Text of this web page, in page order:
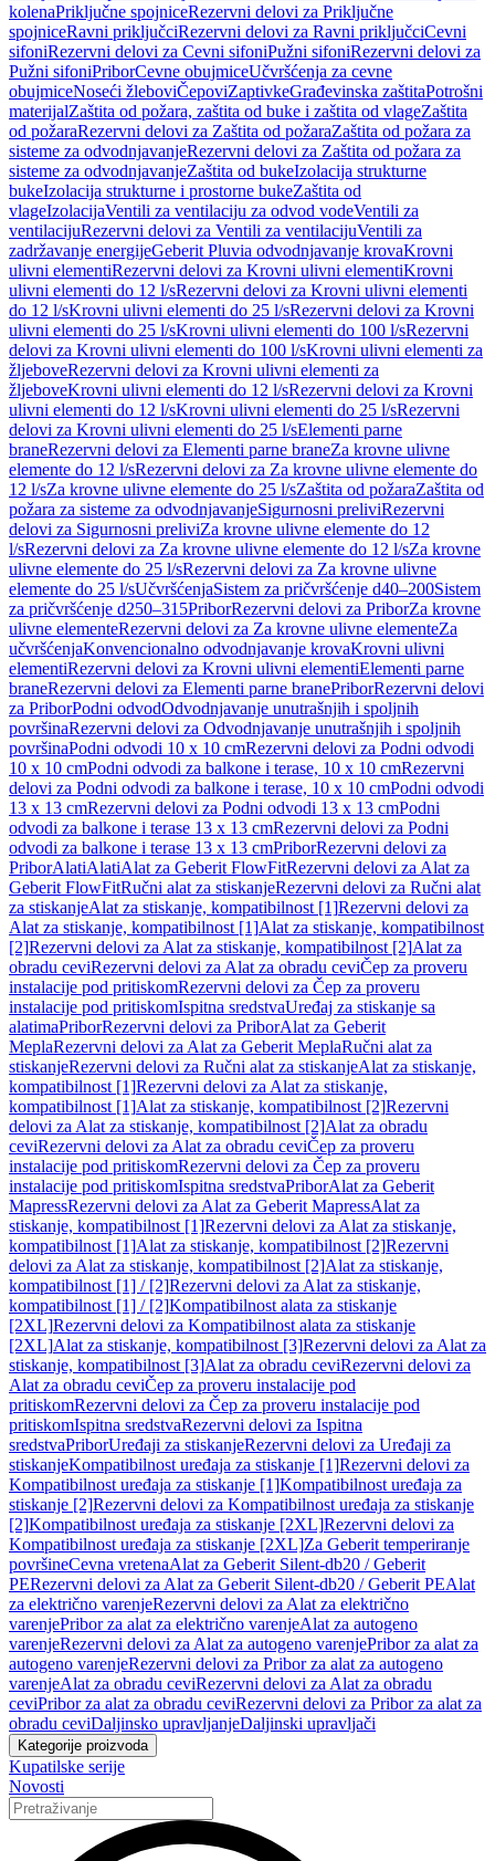
kolenaPriključne spojniceRezervni delovi za Priključne
spojniceRavni priključciRezervni delovi za Ravni priključciCevni
sifoniRezervni delovi za Cevni sifoniPužni sifoniRezervni delovi za
Pužni sifoniPriborCevne obujmiceUčvršćenja za cevne
obujmiceNoseći žleboviČepoviZaptivkeGrađevinska zaštitaPotrošni
materijalZaštita od požara, zaštita od buke i zaštita od vlageZaštita
od požaraRezervni delovi za Zaštita od požaraZaštita od požara za
sisteme za odvodnjavanjeRezervni delovi za Zaštita od požara za
sisteme za odvodnjavanjeZaštita od bukeIzolacija strukturne
bukeIzolacija strukturne i prostorne bukeZaštita od
vlageIzolacijaVentili za ventilaciju za odvod vodeVentili za
ventilacijuRezervni delovi za Ventili za ventilacijuVentili za
zadržavanje energijeGeberit Pluvia odvodnjavanje krovaKrovni
ulivni elementiRezervni delovi za Krovni ulivni elementiKrovni
ulivni elementi do 12 l/sRezervni delovi za Krovni ulivni elementi
do 12 l/sKrovni ulivni elementi do 25 l/sRezervni delovi za Krovni
ulivni elementi do 25 l/sKrovni ulivni elementi do 100 l/sRezervni
delovi za Krovni ulivni elementi do 100 l/sKrovni ulivni elementi za
žljeboveRezervni delovi za Krovni ulivni elementi za
žljeboveKrovni ulivni elementi do 12 l/sRezervni delovi za Krovni
ulivni elementi do 12 l/sKrovni ulivni elementi do 25 l/sRezervni
delovi za Krovni ulivni elementi do 25 l/sElementi parne
braneRezervni delovi za Elementi parne braneZa krovne ulivne
elemente do 12 l/sRezervni delovi za Za krovne ulivne elemente do
12 l/sZa krovne ulivne elemente do 25 l/sZaštita od požaraZaštita od
požara za sisteme za odvodnjavanjeSigurnosni preliviRezervni
delovi za Sigurnosni preliviZa krovne ulivne elemente do 12
l/sRezervni delovi za Za krovne ulivne elemente do 12 l/sZa krovne
ulivne elemente do 25 l/sRezervni delovi za Za krovne ulivne
elemente do 25 l/sUčvršćenjaSistem za pričvršćenje d40–200Sistem
za pričvršćenje d250–315PriborRezervni delovi za PriborZa krovne
ulivne elementeRezervni delovi za Za krovne ulivne elementeZa
učvršćenjaKonvencionalno odvodnjavanje krovaKrovni ulivni
elementiRezervni delovi za Krovni ulivni elementiElementi parne
braneRezervni delovi za Elementi parne branePriborRezervni delovi
za PriborPodni odvodOdvodnjavanje unutrašnjih i spoljnih
površinaRezervni delovi za Odvodnjavanje unutrašnjih i spoljnih
površinaPodni odvodi 10 x 10 cmRezervni delovi za Podni odvodi
10 x 10 cmPodni odvodi za balkone i terase, 10 x 10 cmRezervni
delovi za Podni odvodi za balkone i terase, 10 x 10 cmPodni odvodi
13 x 13 cmRezervni delovi za Podni odvodi 13 x 13 cmPodni
odvodi za balkone i terase 13 x 13 cmRezervni delovi za Podni
odvodi za balkone i terase 13 x 13 cmPriborRezervni delovi za
PriborAlatiAlatiAlat za Geberit FlowFitRezervni delovi za Alat za
Geberit FlowFitRučni alat za stiskanjeRezervni delovi za Ručni alat
za stiskanjeAlat za stiskanje, kompatibilnost [1]Rezervni delovi za
Alat za stiskanje, kompatibilnost [1]Alat za stiskanje, kompatibilnost
[2]Rezervni delovi za Alat za stiskanje, kompatibilnost [2]Alat za
obradu ceviRezervni delovi za Alat za obradu ceviČep za proveru
instalacije pod pritiskomRezervni delovi za Čep za proveru
instalacije pod pritiskomIspitna sredstvaUređaj za stiskanje sa
alatimaPriborRezervni delovi za PriborAlat za Geberit
MeplaRezervni delovi za Alat za Geberit MeplaRučni alat za
stiskanjeRezervni delovi za Ručni alat za stiskanjeAlat za stiskanje,
kompatibilnost [1]Rezervni delovi za Alat za stiskanje,
kompatibilnost [1]Alat za stiskanje, kompatibilnost [2]Rezervni
delovi za Alat za stiskanje, kompatibilnost [2]Alat za obradu
ceviRezervni delovi za Alat za obradu ceviČep za proveru
instalacije pod pritiskomRezervni delovi za Čep za proveru
instalacije pod pritiskomIspitna sredstvaPriborAlat za Geberit
MapressRezervni delovi za Alat za Geberit MapressAlat za
stiskanje, kompatibilnost [1]Rezervni delovi za Alat za stiskanje,
kompatibilnost [1]Alat za stiskanje, kompatibilnost [2]Rezervni
delovi za Alat za stiskanje, kompatibilnost [2]Alat za stiskanje,
kompatibilnost [1] / [2]Rezervni delovi za Alat za stiskanje,
kompatibilnost [1] / [2]Kompatibilnost alata za stiskanje
[2XL]Rezervni delovi za Kompatibilnost alata za stiskanje
[2XL]Alat za stiskanje, kompatibilnost [3]Rezervni delovi za Alat za
stiskanje, kompatibilnost [3]Alat za obradu ceviRezervni delovi za
Alat za obradu ceviČep za proveru instalacije pod
pritiskomRezervni delovi za Čep za proveru instalacije pod
pritiskomIspitna sredstvaRezervni delovi za Ispitna
sredstvaPriborUređaji za stiskanjeRezervni delovi za Uređaji za
stiskanjeKompatibilnost uređaja za stiskanje [1]Rezervni delovi za
Kompatibilnost uređaja za stiskanje [1]Kompatibilnost uređaja za
stiskanje [2]Rezervni delovi za Kompatibilnost uređaja za stiskanje
[2]Kompatibilnost uređaja za stiskanje [2XL]Rezervni delovi za
Kompatibilnost uređaja za stiskanje [2XL]Za Geberit temperiranje
površineCevna vretenaAlat za Geberit Silent-db20 / Geberit
PERezervni delovi za Alat za Geberit Silent-db20 / Geberit PEAlat
za električno varenjeRezervni delovi za Alat za električno
varenjePribor za alat za električno varenjeAlat za autogeno
varenjeRezervni delovi za Alat za autogeno varenjePribor za alat za
autogeno varenjeRezervni delovi za Pribor za alat za autogeno
varenjeAlat za obradu ceviRezervni delovi za Alat za obradu
ceviPribor za alat za obradu ceviRezervni delovi za Pribor za alat za
obradu ceviDaljinsko upravljanjeDaljinski upravljači
Kategorije proizvoda
Kupatilske serije
Novosti